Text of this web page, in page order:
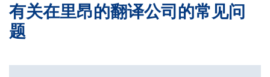
有关在里昂的翻译公司的常见问
题